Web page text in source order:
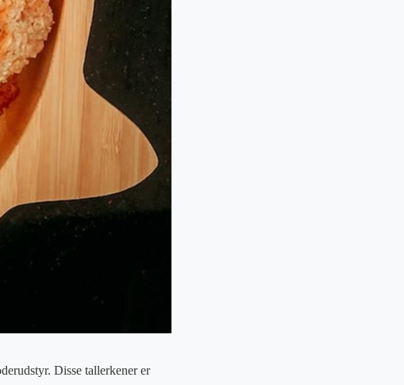
Disse tallerkener er